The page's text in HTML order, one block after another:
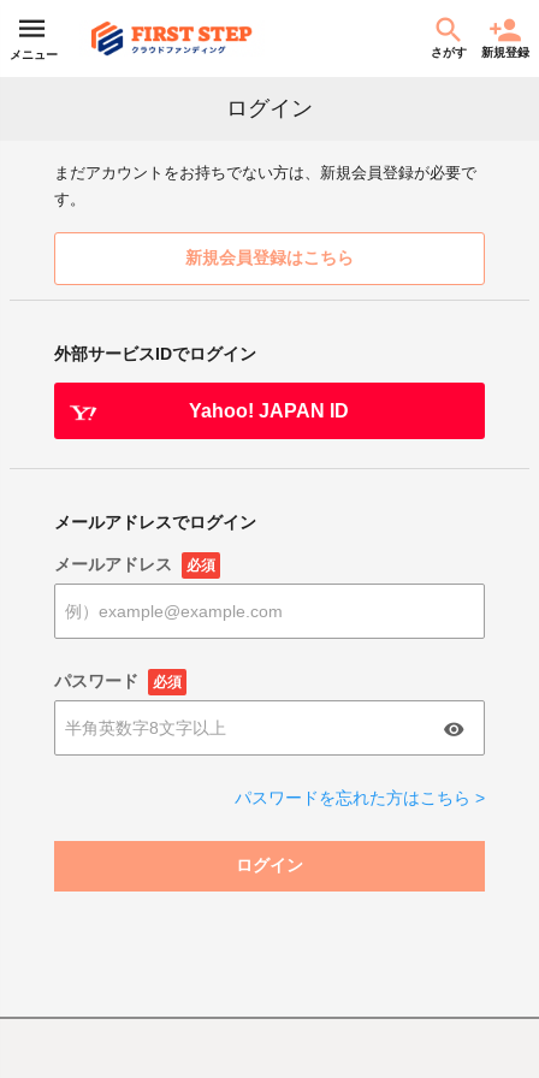
メニュー さがす 新規登録
ログイン
まだアカウントをお持ちでない方は、新規会員登録が必要で
す。
新規会員登録はこちら
外部サービスIDでログイン
Yahoo! JAPAN ID
メールアドレスでログイン
メールアドレス 必須
パスワード 必須
パスワードを忘れた方はこちら >
ログイン